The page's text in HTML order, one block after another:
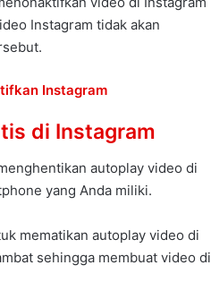
Instagram tidak akan
Instagram
di Instagram
autoplay video di
yang Anda miliki.
mematikan autoplay video di
sehingga membuat video di